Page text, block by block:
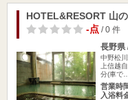
HOTEL&RESORT 山
-点/ 0 件
長野県
中野松
上信越
分(車で…
営業時
入浴料